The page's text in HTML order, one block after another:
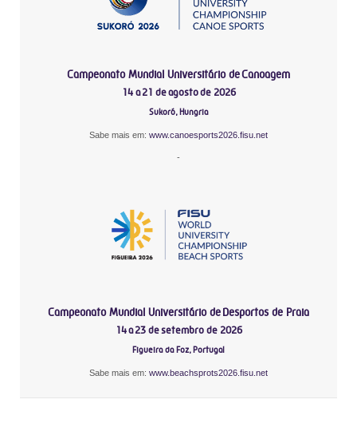
Campeonato Mundial Universitário de Canoagem
14 a 21 de agosto de 2026
Sukoró, Hungria
Sabe mais em: www.canoesports2026.fisu.net
-
Campeonato Mundial Universitário de Desportos de Praia
14 a 23 de setembro de 2026
Figueira da Foz, Portugal
Sabe mais em: www.beachsprots2026.fisu.net